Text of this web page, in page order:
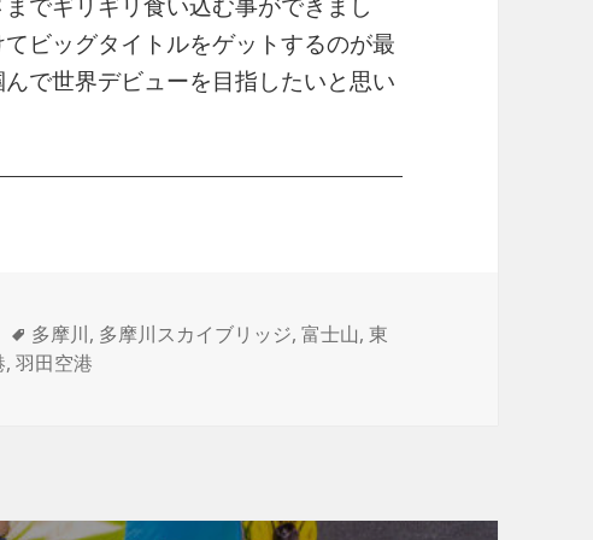
ビッグタイトルをゲットするのが最
で世界デビューを目指したいと思い
タ
グ
多摩川, 多摩川スカイブリッジ,富士山,東
,羽田空港